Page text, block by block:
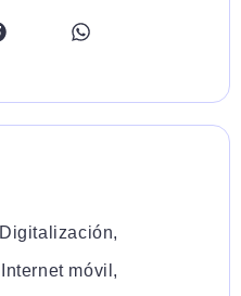
Digitalización,
Internet móvil ,